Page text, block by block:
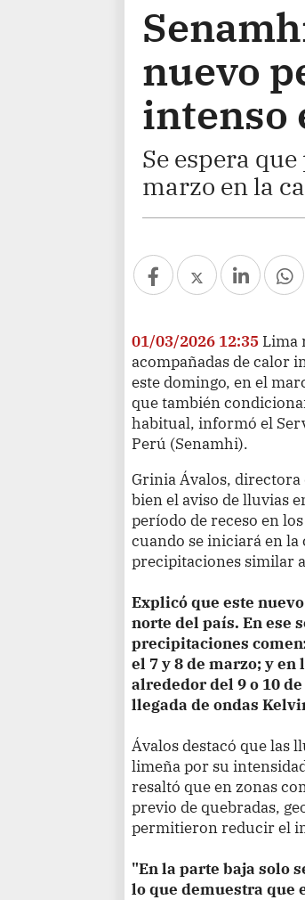
nuevo
intenso
Se espera
marzo en la
01/03/2026 12:35 Lima
acompañadas de calor
este domingo, en el
que también
habitual, informó el
Perú (Senamhi).
Grinia Ávalos, directora
bien el aviso de lluvias
período de receso en
cuando se iniciará en
precipitaciones similar
Explicó que este
norte del país. En ese
precipitaciones
el 7 y 8 de marzo; y
alrededor del 9 o 10
llegada de ondas
Ávalos destacó que las
limeña por su
resaltó que en zonas
previo de quebradas,
permitieron reducir el
"En la parte baja solo
lo que demuestra que